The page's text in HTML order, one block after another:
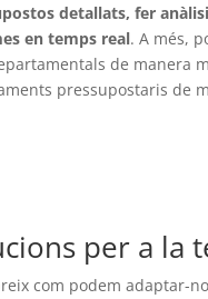
detallats, fer
en temps real. A més,
de manera
pressupostaris de
per a la
com podem adaptar-